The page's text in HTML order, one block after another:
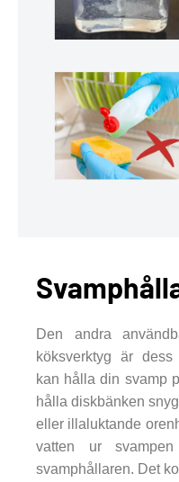
Den andra
köksverktyg är
kan hålla din svamp
hålla diskbänken
eller illaluktande
vatten ur
svamphållaren. Det